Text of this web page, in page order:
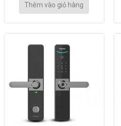
Thêm vào giỏ hàng